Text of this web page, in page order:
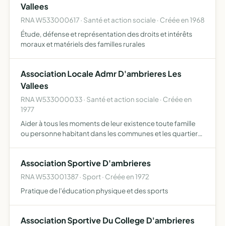
Vallees
RNA W533000617 · Santé et action sociale · Créée en 1968
Étude, défense et représentation des droits et intérêts
moraux et matériels des familles rurales
Association Locale Admr D'ambrieres Les
Vallees
RNA W533000033 · Santé et action sociale · Créée en
1977
Aider à tous les moments de leur existence toute famille
ou personne habitant dans les communes et les quartiers
Association Sportive D'ambrieres
RNA W533001387 · Sport · Créée en 1972
Pratique de l'éducation physique et des sports
Association Sportive Du College D'ambrieres